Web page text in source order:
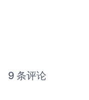
9 条评论